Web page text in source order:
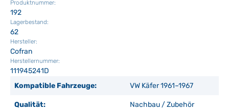
Produktnummer:
192
Lagerbestand:
62
Hersteller:
Cofran
Herstellernummer:
111945241D
Kompatible Fahrzeuge:
VW Käfer 1961–1967
Qualität: Nachbau / Zubehör